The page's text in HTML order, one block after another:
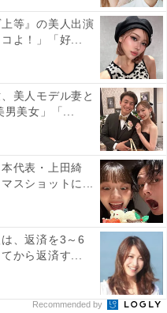
等』の美人出演
よ！」「好...
美人モデル妻と
男美女」「...
代表・上田綺
スショットに...
、返済を3～6
から返済す...
Recommended by